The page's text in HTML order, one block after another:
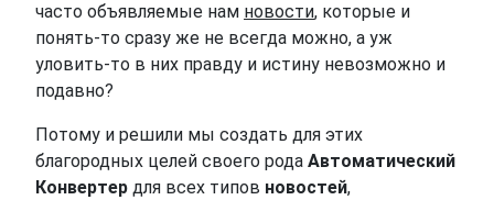
часто объявляемые нам новости, которые и
понять-то сразу же не всегда можно, а уж
уловить-то в них правду и истину невозможно и
подавно?
Потому и решили мы создать для этих
благородных целей своего рода Автоматический
Конвертер для всех типов новостей,